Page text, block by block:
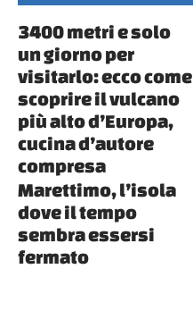
3400 metri e solo
un giorno per
visitarlo: ecco come
scoprire il vulcano
più alto d’Europa,
cucina d’autore
compresa
Marettimo, l’isola
dove il tempo
sembra essersi
fermato